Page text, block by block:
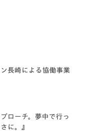
長崎による協働事業
ローチ。夢中で行っ
に。』